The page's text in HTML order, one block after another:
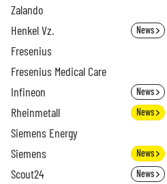
Zalando
Henkel Vz. News
Fresenius
Fresenius Medical Care
Infineon News
Rheinmetall News
Siemens Energy
Siemens News
Scout24 News